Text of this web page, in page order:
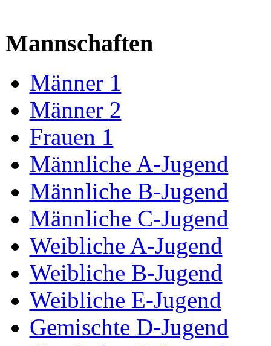
Mannschaften
Männer 1
Männer 2
Frauen 1
Männliche A-Jugend
Männliche B-Jugend
Männliche C-Jugend
Weibliche A-Jugend
Weibliche B-Jugend
Weibliche E-Jugend
Gemischte D-Jugend